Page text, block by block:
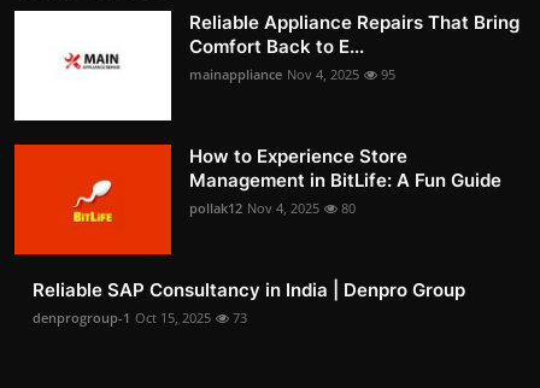
Reliable Appliance Repairs That Bring
Comfort Back to E...
mainappliance Nov 4, 2025 95
How to Experience Store
Management in BitLife: A Fun Guide
pollak12 Nov 4, 2025 80
Reliable SAP Consultancy in India | Denpro Group
denprogroup-1 Oct 15, 2025 73